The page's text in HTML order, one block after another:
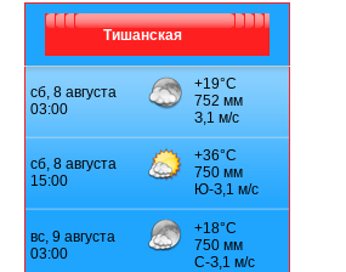
Тишанская